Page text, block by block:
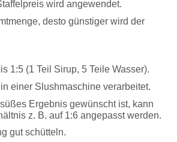
wird angewendet.
desto günstiger wird der
1:5 (1 Teil Sirup, 5 Teile Wasser).
einer Slushmaschine verarbeitet.
Ergebnis gewünscht ist, kann
z. B. auf 1:6 angepasst werden.
gut schütteln.